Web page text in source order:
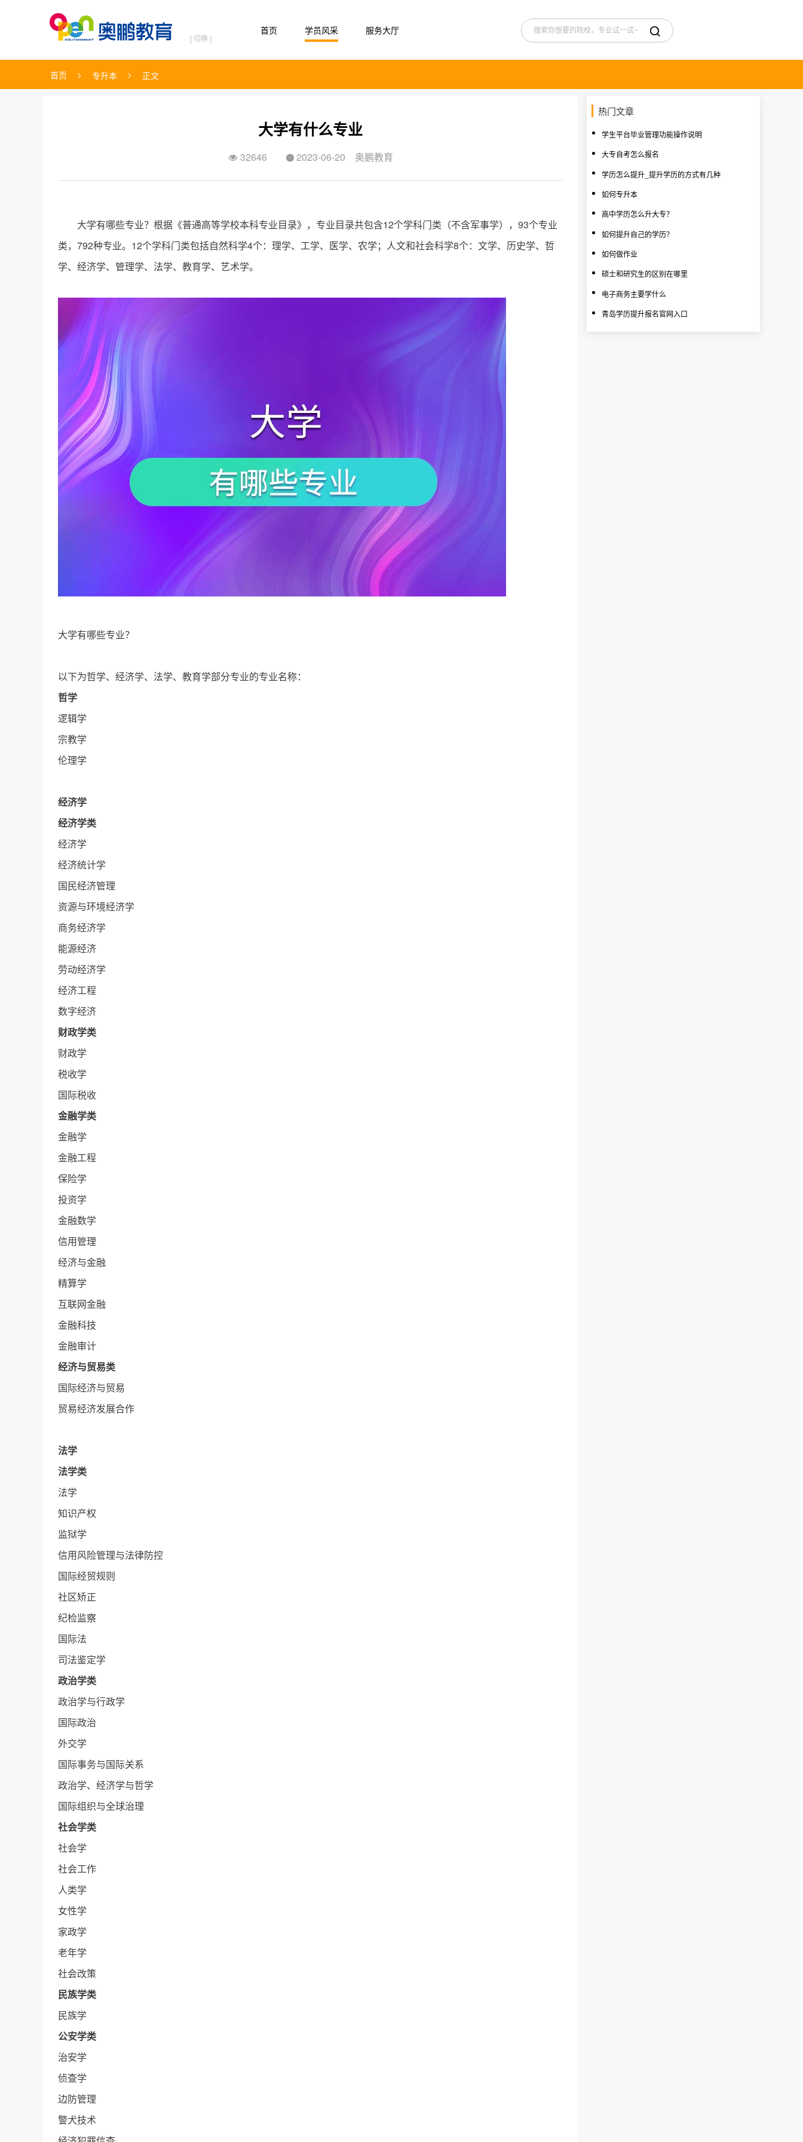
[ 切换 ]
首页 学员风采 服务大厅 
首页 > 专升本 > 正文
大学有什么专业
 32646  2023-06-20 奥鹏教育
大学有哪些专业？根据《普通高等学校本科专业目录》，专业目录共包含12个学科门类（不含军事学），93个专业
类，792种专业。12个学科门类包括自然科学4个：理学、工学、医学、农学；人文和社会科学8个：文学、历史学、哲
学、经济学、管理学、法学、教育学、艺术学。
大学有哪些专业？
以下为哲学、经济学、法学、教育学部分专业的专业名称：
哲学
逻辑学
宗教学
伦理学
经济学
经济学类
经济学
经济统计学
国民经济管理
资源与环境经济学
商务经济学
能源经济
劳动经济学
经济工程
数字经济
财政学类
财政学
税收学
国际税收
金融学类
金融学
金融工程
保险学
投资学
金融数学
信用管理
经济与金融
精算学
互联网金融
金融科技
金融审计
经济与贸易类
国际经济与贸易
贸易经济发展合作
法学
法学类
法学
知识产权
监狱学
信用风险管理与法律防控
国际经贸规则
社区矫正
纪检监察
国际法
司法鉴定学
政治学类
政治学与行政学
国际政治
外交学
国际事务与国际关系
政治学、经济学与哲学
国际组织与全球治理
社会学类
社会学
社会工作
人类学
女性学
家政学
老年学
社会改策
民族学类
民族学
公安学类
治安学
侦查学
边防管理
警犬技术
热门文章
学生平台毕业管理功能操作说明
大专自考怎么报名
学历怎么提升_提升学历的方式有几种
如何专升本
高中学历怎么升大专？
如何提升自己的学历？
如何做作业
硕士和研究生的区别在哪里
电子商务主要学什么
青岛学历提升报名官网入口